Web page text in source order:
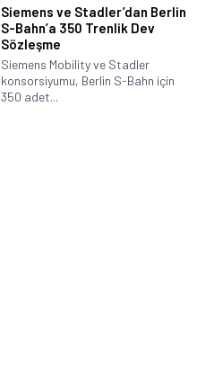
Siemens ve Stadler’dan Berlin
S-Bahn’a 350 Trenlik Dev
Sözleşme
Siemens Mobility ve Stadler
konsorsiyumu, Berlin S-Bahn için
350 adet...